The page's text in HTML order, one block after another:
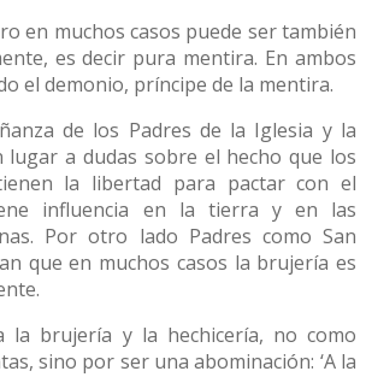
en muchos casos puede ser también
es decir pura mentira. En ambos
el demonio, príncipe de la mentira.
de los Padres de la Iglesia y la
lugar a dudas sobre el hecho que los
la libertad para pactar con el
influencia en la tierra y en las
Por otro lado Padres como San
que en muchos casos la brujería es
la brujería y la hechicería, no como
sino por ser una abominación: ‘A la